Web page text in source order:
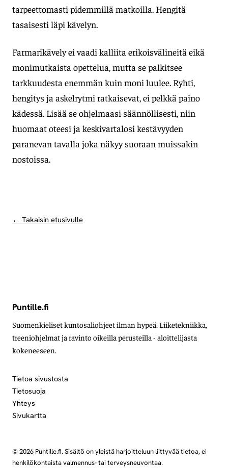
tarpeettomasti pidemmillä matkoilla. Hengitä
tasaisesti läpi kävelyn.
Farmarikävely ei vaadi kalliita erikoisvälineitä eikä
monimutkaista opettelua, mutta se palkitsee
tarkkuudesta enemmän kuin moni luulee. Ryhti,
hengitys ja askelrytmi ratkaisevat, ei pelkkä paino
kädessä. Lisää se ohjelmaasi säännöllisesti, niin
huomaat oteesi ja keskivartalosi kestävyyden
paranevan tavalla joka näkyy suoraan muissakin
nostoissa.
← Takaisin etusivulle
Puntille.fi
Suomenkieliset kuntosaliohjeet ilman hypeä. Liiketekniikka,
treeniohjelmat ja ravinto oikeilla perusteilla - aloittelijasta
kokeneeseen.
Tietoa sivustosta
Tietosuoja
Yhteys
Sivukartta
© 2026 Puntille.fi. Sisältö on yleistä harjoitteluun liittyvää tietoa, ei
henkilökohtaista valmennus- tai terveysneuvontaa.